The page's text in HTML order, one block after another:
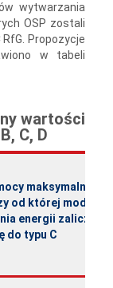
wytwarzania
OSP zostali
Propozycje
w tabeli
wartości
C, D
maksymalnej,
od której moduł
energii zalicza
do typu C